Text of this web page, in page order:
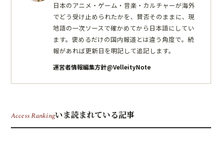
日本のアニメ・ゲーム・音楽・カルチャーが海外
でどう受け止められたかを、賛否そのままに、現
地語の一次ソースで確かめてから日本語にしてい
ます。褒めるだけの国内報道とは違う角度で。続
報があれば更新日を明記して追記します。
運営者情報編集方針@VelleityNote
Access Rankingいま読まれている記事